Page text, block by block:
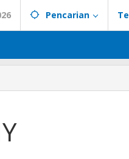
Pencarian